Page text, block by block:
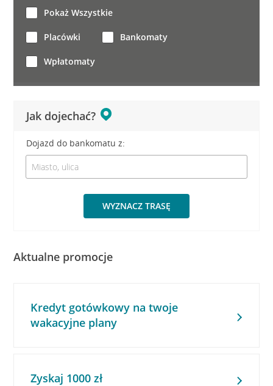
Jak dojechać?
Dojazd do bankomatu z:
WYZNACZ TRASĘ
Pokaż Wszystkie
Placówki Bankomaty
Wpłatomaty
Aktualne promocje
Kredyt gotówkowy na twoje
wakacyjne plany
Zyskaj 1000 zł